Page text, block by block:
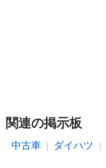
関連の掲示板
中古車 ダイハツ